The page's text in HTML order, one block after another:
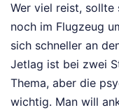
Wer viel reist, sollte
noch im Flugzeug
sich schneller an
Jetlag ist bei zwei
Thema, aber die
wichtig. Man will